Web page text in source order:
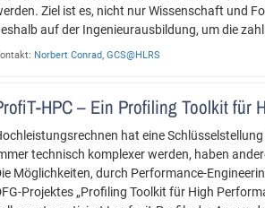
Ziel ist es, nicht nur Wissenschaft und
auf der Ingenieurausbildung, um die
Norbert Conrad, GCS@HLRS
HPC – Ein Profiling Toolkit für
hat eine
technisch komplexer werden, haben
Möglichkeiten, durch Performance-
Projektes „Profiling Toolkit für High